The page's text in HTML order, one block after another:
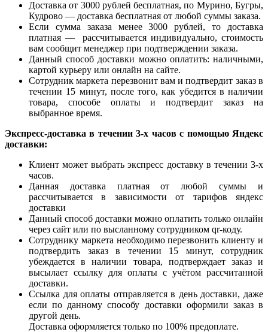
Доставка от 3000 рублей бесплатная, по Мурино, Бугры,
Кудрово — доставка бесплатная от любой суммы заказа.
Если сумма заказа менее 3000 рублей, то доставка
платная — рассчитывается индивидуально, стоимость
вам сообщит менеджер при подтверждении заказа.
Данный способ доставки можно оплатить: наличными,
картой курьеру или онлайн на сайте.
Сотрудник маркета перезвонит вам и подтвердит заказ в
течении 15 минут, после того, как убедится в наличии
товара, способе оплаты и подтвердит заказ на
выбранное время.
Экспресс-доставка в течении 3-х часов с помощью Яндекс
доставки:
Клиент может выбрать экспресс доставку в течении 3-х
часов.
Данная доставка платная от любой суммы и
рассчитывается в зависимости от тарифов яндекс
доставки
Данный способ доставки можно оплатить только онлайн
через сайт или по высланному сотрудником qr-коду.
Сотруднику маркета необходимо перезвонить клиенту и
подтвердить заказ в течении 15 минут, сотрудник
убеждается в наличии товара, подтверждает заказ и
высылает ссылку для оплаты с учётом рассчитанной
доставки.
Ссылка для оплаты отправляется в день доставки, даже
если по данному способу доставки оформили заказ в
другой день.
Доставка оформляется только по 100% предоплате.